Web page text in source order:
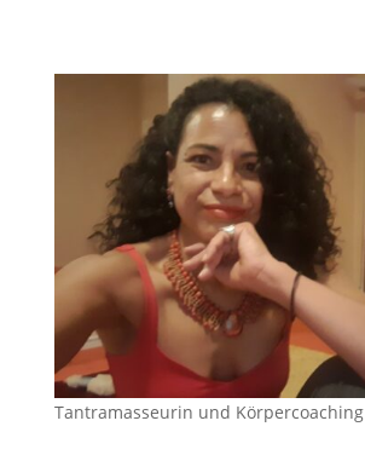
Tantramasseurin und Körpercoaching